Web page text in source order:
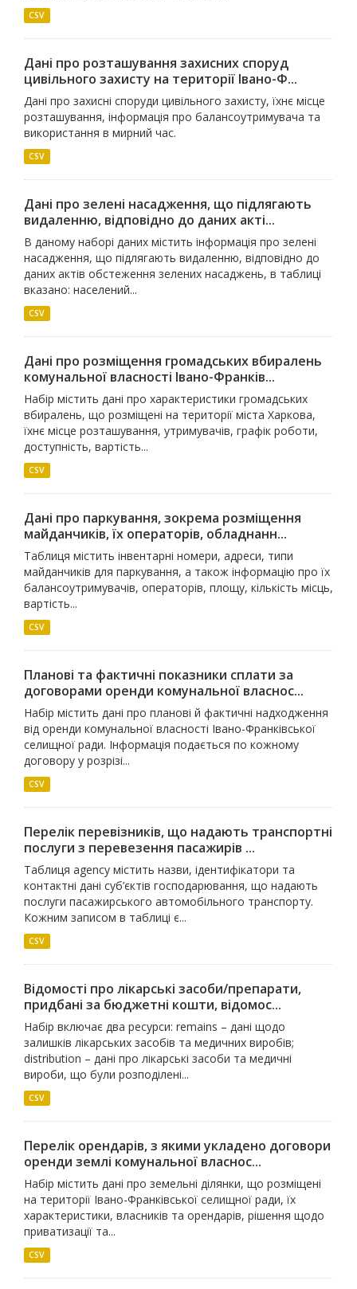
CSV
Дані про розташування захисних споруд
цивільного захисту на території Івано-Ф...
Дані про захисні споруди цивільного захисту, їхнє місце
розташування, інформація про балансоутримувача та
використання в мирний час.
CSV
Дані про зелені насадження, що підлягають
видаленню, відповідно до даних акті...
В даному наборі даних містить інформація про зелені
насадження, що підлягають видаленню, відповідно до
даних актів обстеження зелених насаджень, в таблиці
вказано: населений...
CSV
Дані про розміщення громадських вбиралень
комунальної власності Івано-Франків...
Набір містить дані про характеристики громадських
вбиралень, що розміщені на території міста Харкова,
їхнє місце розташування, утримувачів, графік роботи,
доступність, вартість...
CSV
Дані про паркування, зокрема розміщення
майданчиків, їх операторів, обладнанн...
Таблиця містить інвентарні номери, адреси, типи
майданчиків для паркування, а також інформацію про їх
балансоутримувачів, операторів, площу, кількість місць,
вартість...
CSV
Планові та фактичні показники сплати за
договорами оренди комунальної власнос...
Набір містить дані про планові й фактичні надходження
від оренди комунальної власності Івано-Франківської
селищної ради. Інформація подається по кожному
договору у розрізі...
CSV
Перелік перевізників, що надають транспортні
послуги з перевезення пасажирів ...
Таблиця agency містить назви, ідентифікатори та
контактні дані суб’єктів господарювання, що надають
послуги пасажирського автомобільного транспорту.
Кожним записом в таблиці є...
CSV
Відомості про лікарські засоби/препарати,
придбані за бюджетні кошти, відомос...
Набір включає два ресурси: remains – дані щодо
залишків лікарських засобів та медичних виробів;
distribution – дані про лікарські засоби та медичні
вироби, що були розподілені...
CSV
Перелік орендарів, з якими укладено договори
оренди землі комунальної власнос...
Набір містить дані про земельні ділянки, що розміщені
на території Івано-Франківської селищної ради, їх
характеристики, власників та орендарів, рішення щодо
приватизації та...
CSV